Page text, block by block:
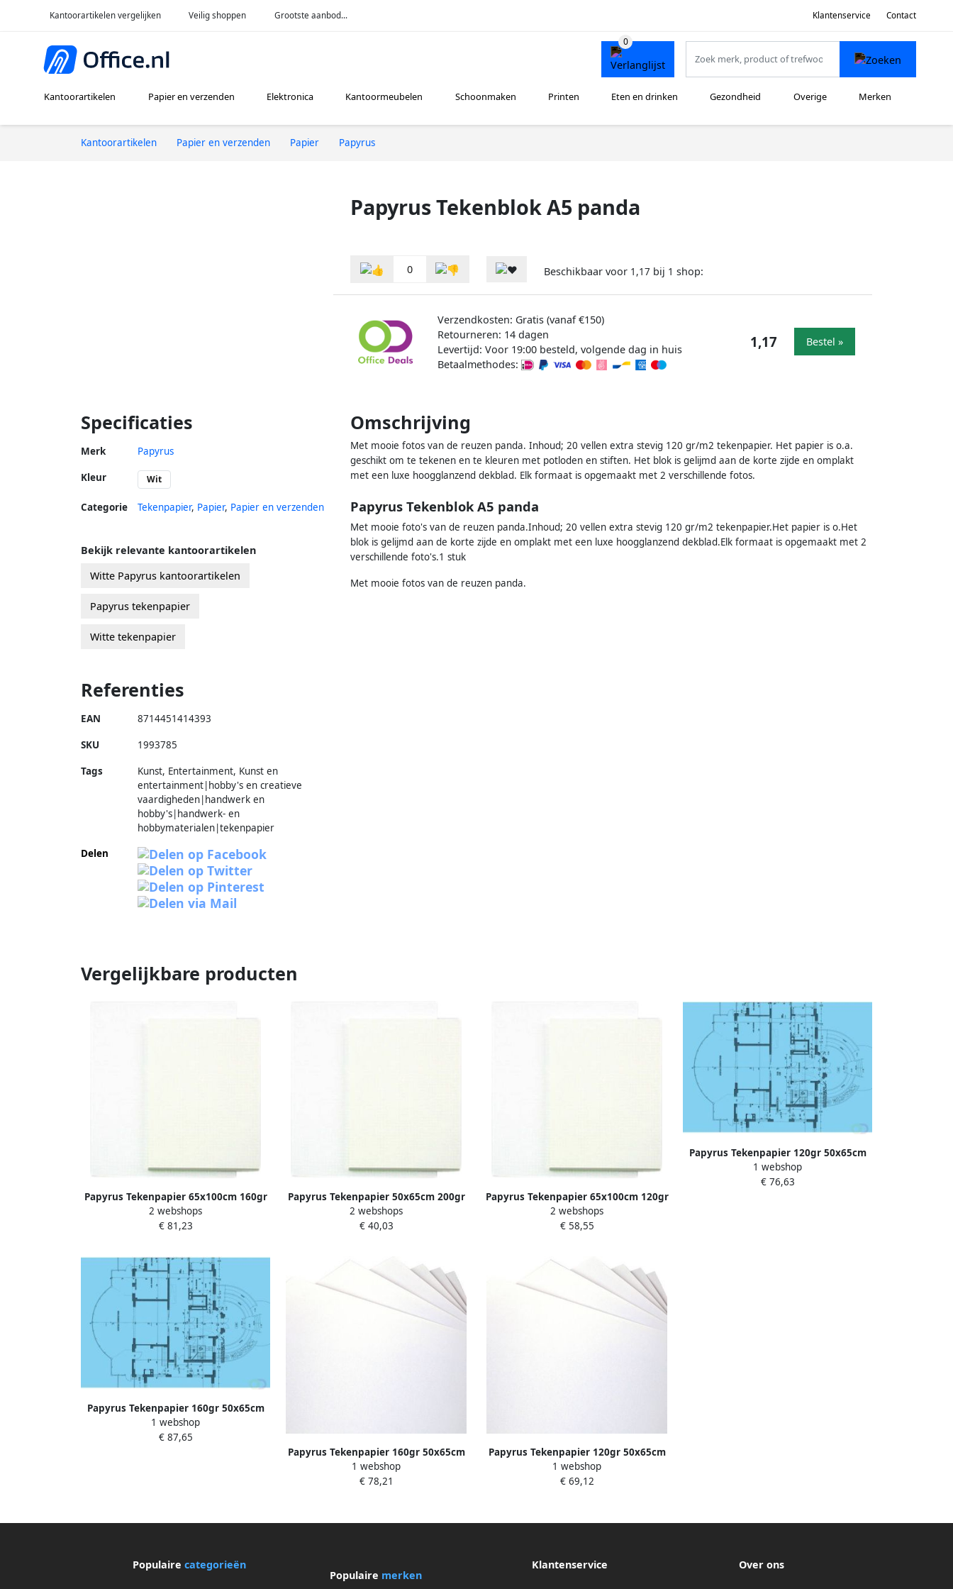
Kantoorartikelen vergelijken Veilig shoppen Grootste aanbod... Klantenservice Contact
Kantoorartikelen Papier en verzenden Elektronica Kantoormeubelen Schoonmaken Printen Eten en drinken Gezondheid Overige Merken
Kantoorartikelen Papier en verzenden Papier Papyrus
Papyrus Tekenblok A5 panda
0 Beschikbaar voor 1,17 bij 1 shop:
Verzendkosten: Gratis (vanaf €150)
Retourneren: 14 dagen
Levertijd: Voor 19:00 besteld, volgende dag in huis
Betaalmethodes:
1,17 Bestel »
Specificaties
Merk Papyrus
Kleur Wit
Categorie Tekenpapier, Papier, Papier en verzenden
Omschrijving
Met mooie fotos van de reuzen panda. Inhoud; 20 vellen extra stevig 120 gr/m2 tekenpapier. Het papier is o.a.
geschikt om te tekenen en te kleuren met potloden en stiften. Het blok is gelijmd aan de korte zijde en omplakt
met een luxe hoogglanzend dekblad. Elk formaat is opgemaakt met 2 verschillende fotos.
Papyrus Tekenblok A5 panda
Met mooie foto's van de reuzen panda.Inhoud; 20 vellen extra stevig 120 gr/m2 tekenpapier.Het papier is o.Het
blok is gelijmd aan de korte zijde en omplakt met een luxe hoogglanzend dekblad.Elk formaat is opgemaakt met 2
verschillende foto's.1 stuk
Met mooie fotos van de reuzen panda.
Bekijk relevante kantoorartikelen
Witte Papyrus kantoorartikelen
Papyrus tekenpapier
Witte tekenpapier
Referenties
EAN 8714451414393
SKU 1993785
Tags
Kunst, Entertainment, Kunst en
entertainment|hobby's en creatieve
vaardigheden|handwerk en
hobby's|handwerk- en
hobbymaterialen|tekenpapier
Delen
Vergelijkbare producten
Papyrus Tekenpapier 65x100cm 160gr
125 vel
2 webshops
€ 81,23
Papyrus Tekenpapier 50x65cm 200gr
100 vel
2 webshops
€ 40,03
Papyrus Tekenpapier 65x100cm 120gr
125 vel
2 webshops
€ 58,55
Papyrus Tekenpapier 120gr 50x65cm
250 vel
1 webshop
€ 76,63
Papyrus Tekenpapier 160gr 50x65cm
250 vel
1 webshop
€ 87,65
Papyrus Tekenpapier 160gr 50x65cm
250 vel
1 webshop
€ 78,21
Papyrus Tekenpapier 120gr 50x65cm
250 vel
1 webshop
€ 69,12
Populaire categorieën
Populaire merken
Klantenservice Over ons